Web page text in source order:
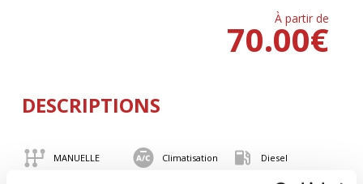
À partir de
€
70.00
DESCRIPTIONS
MANUELLE Climatisation Diesel